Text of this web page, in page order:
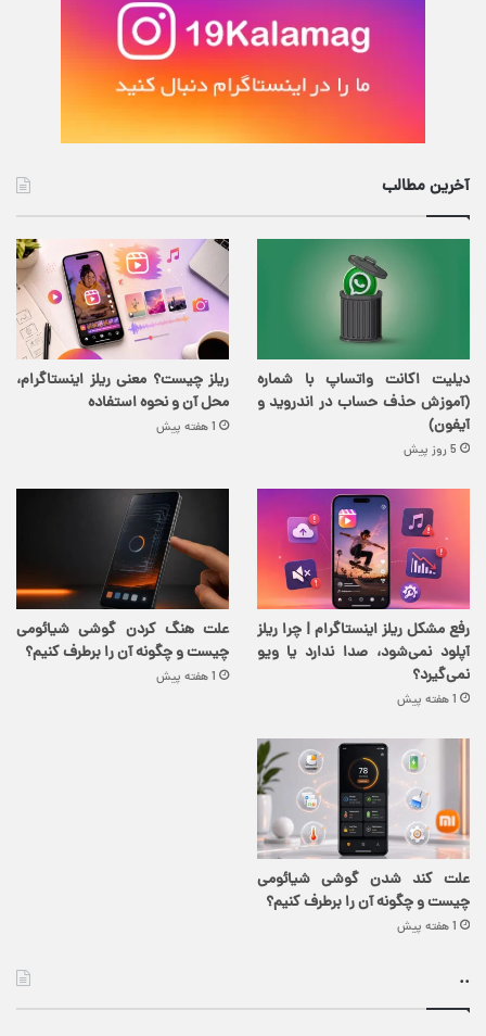
آخرین مطالب
دیلیت اکانت واتساپ با شماره
(آموزش حذف حساب در اندروید و
آیفون)
5 روز پیش
ریلز چیست؟ معنی ریلز اینستاگرام،
محل آن و نحوه استفاده
1 هفته پیش
رفع مشکل ریلز اینستاگرام | چرا ریلز
آپلود نمی‌شود، صدا ندارد یا ویو
نمی‌گیرد؟
1 هفته پیش
علت هنگ کردن گوشی شیائومی
چیست و چگونه آن را برطرف کنیم؟
1 هفته پیش
علت کند شدن گوشی شیائومی
چیست و چگونه آن را برطرف کنیم؟
1 هفته پیش
..